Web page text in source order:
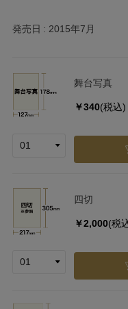
発売日 2015年7月
舞台写真
￥340(税込)
四切
￥2,000(税